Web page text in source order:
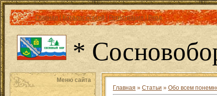
Главная|Каталог статей|Регистрация |Вход
*
Меню сайта
Главная » Статьи » Обо всем